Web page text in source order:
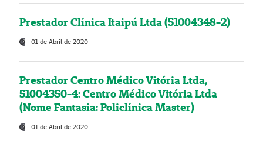
Prestador Clínica Itaipú Ltda (51004348-2)
01 de Abril de 2020
Prestador Centro Médico Vitória Ltda,
51004350-4: Centro Médico Vitória Ltda
(Nome Fantasia: Policlínica Master)
01 de Abril de 2020